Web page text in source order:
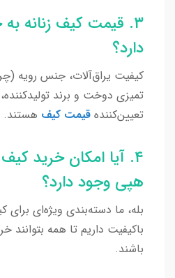
۳. قیمت کیف زنانه
دارد؟
کیفیت یراق‌آلات، جنس رویه
تمیزی دوخت و برند
تعیین‌کننده قیمت کیف هستند.
۴. آیا امکان خرید کیف
هپی وجود دارد؟
بله، ما دسته‌بندی ویژه‌ای
باکیفیت داریم تا همه بتوانند
باشند.